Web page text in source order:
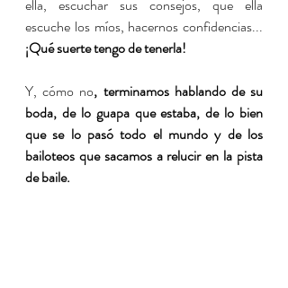
escuche los míos, hacernos confidencias...
¡Qué suerte tengo de tenerla!
Y, cómo no, terminamos hablando de su
boda, de lo guapa que estaba, de lo bien
que se lo pasó todo el mundo y de los
bailoteos que sacamos a relucir en la pista
de baile.